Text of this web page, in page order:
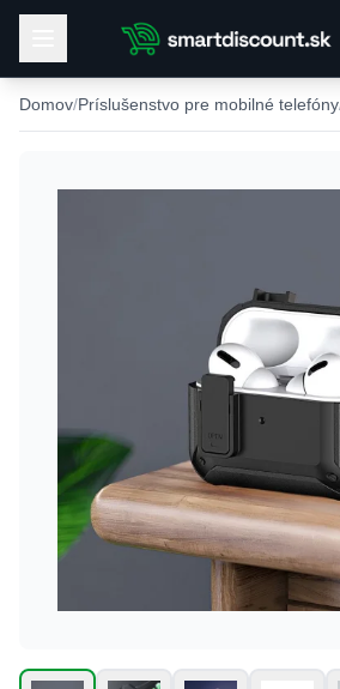
Domov Príslušenstvo pre mobilné telefóny